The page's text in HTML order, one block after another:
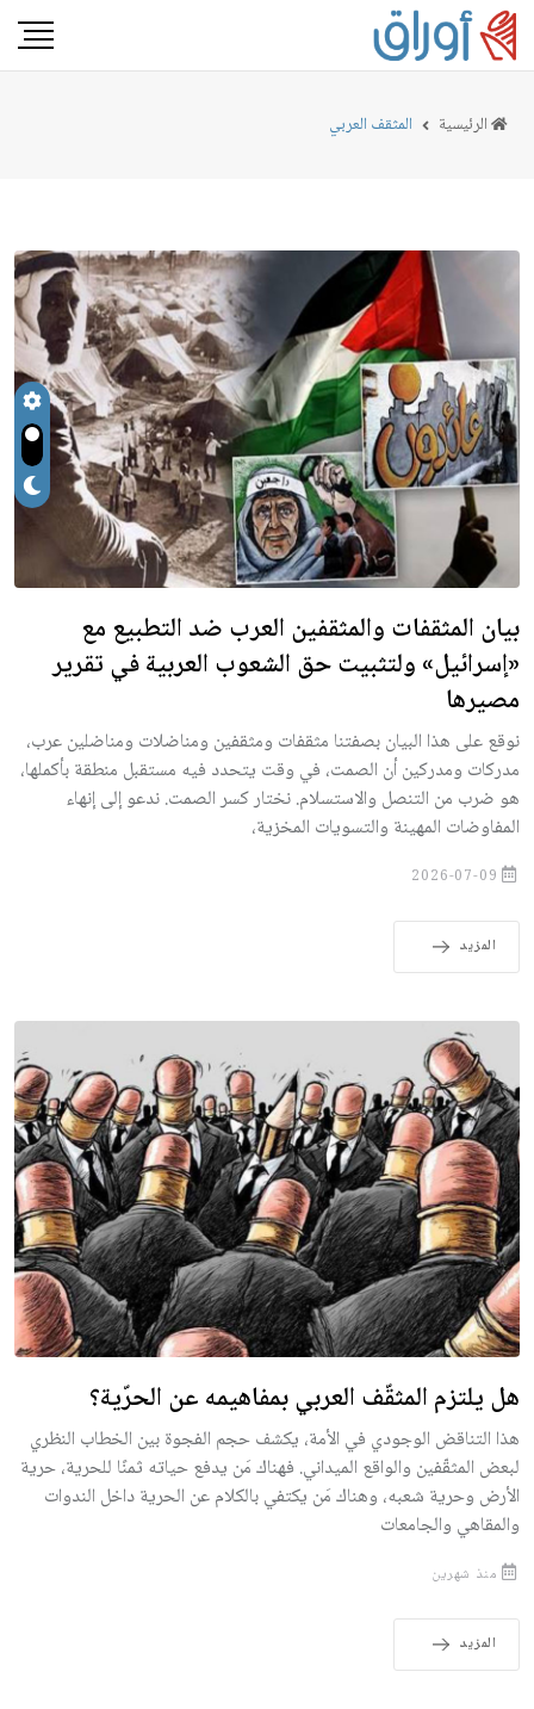
الرئيسية المثقف العربي
بيان المثقفات والمثقفين العرب ضد التطبيع مع
«إسرائيل» ولتثبيت حق الشعوب العربية في تقرير
مصيرها
نوقع على هذا البيان بصفتنا مثقفات ومثقفين ومناضلات ومناضلين عرب،
مدركات ومدركين أن الصمت، في وقت يتحدد فيه مستقبل منطقة بأكملها،
هو ضرب من التنصل والاستسلام. نختار كسر الصمت. ندعو إلى إنهاء
المفاوضات المهينة والتسويات المخزية،
2026-07-09
المزيد
هل يلتزم المثقّف العربي بمفاهيمه عن الحرّية؟
هذا التناقض الوجودي في الأمة، يكشف حجم الفجوة بين الخطاب النظري
لبعض المثقّفين والواقع الميداني. فهناك مَن يدفع حياته ثمنًا للحرية، حرية
الأرض وحرية شعبه، وهناك مَن يكتفي بالكلام عن الحرية داخل الندوات
والمقاهي والجامعات
منذ شهرين
المزيد